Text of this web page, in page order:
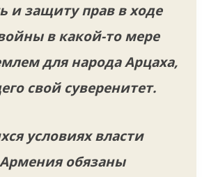
и защиту прав в ходе
в какой-то мере
для народа Арцаха,
свой суверенитет.
условиях власти
обязаны